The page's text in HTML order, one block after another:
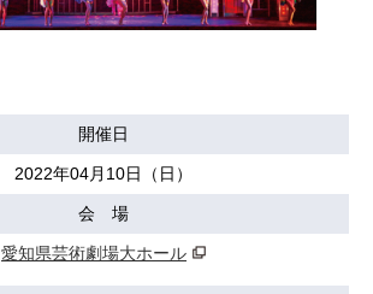
開催日
2022年04月10日（日）
会 場
愛知県芸術劇場大ホール